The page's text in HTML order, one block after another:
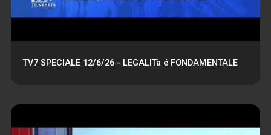
TV7 SPECIALE 12/6/26 - LEGALITà é FONDAMENTALE